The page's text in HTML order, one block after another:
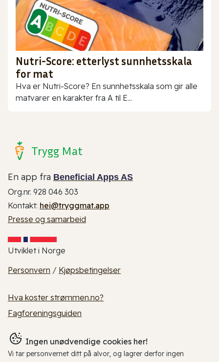
Nutri-Score: etterlyst sunnhetsskala
for mat
Hva er Nutri-Score? En sunnhetsskala som gir alle
matvarer en karakter fra A til E...
Trygg Mat
En app fra Beneficial Apps AS
Org.nr. 928 046 303
Kontakt: hei@tryggmat.app
Presse og samarbeid
Utviklet i Norge
Personvern / Kjøpsbetingelser
Hva koster strømmen.no?
Fagforeningsguiden
Ingen unødvendige cookies her!
Vi tar personvernet ditt på alvor, og lagrer derfor ingen